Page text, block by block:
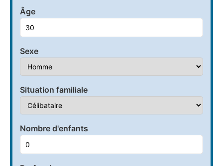
Âge
Sexe
Situation familiale
Nombre d'enfants